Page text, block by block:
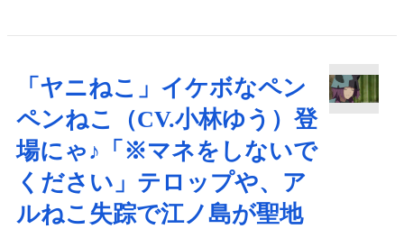
「ヤニねこ」イケボなペン
ペンねこ（CV.小林ゆう）登
場にゃ♪「※マネをしないで
ください」テロップや、ア
ルねこ失踪で江ノ島が聖地